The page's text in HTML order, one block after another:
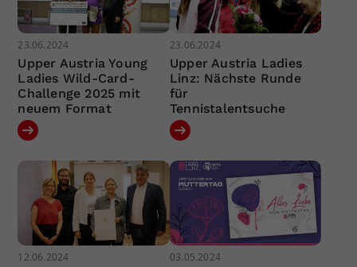
23.06.2024
Upper Austria Young
Ladies Wild-Card-
Challenge 2025 mit
neuem Format
23.06.2024
Upper Austria Ladies
Linz: Nächste Runde
für
Tennistalentsuche
12.06.2024 03.05.2024